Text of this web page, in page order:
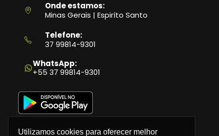
Utilizamos cookies para oferecer melhor
Onde estamos:
Minas Gerais | Espiríto Santo
Telefone:
37 99814-9301
em
seu
aplicativo
WhatsApp:
+55 37 99814-9301